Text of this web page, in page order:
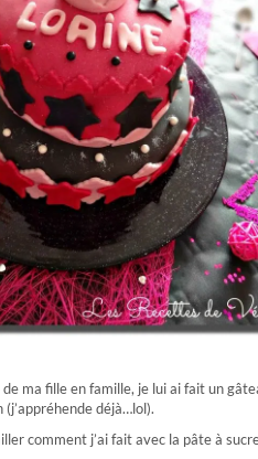
de ma fille en famille, je lui ai fait un
(j’appréhende déjà…lol).
comment j’ai fait avec la pâte à